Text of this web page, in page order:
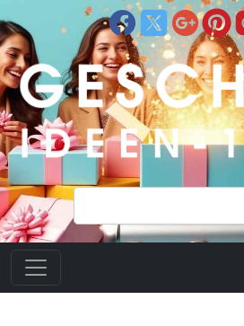
Suchen
nach: